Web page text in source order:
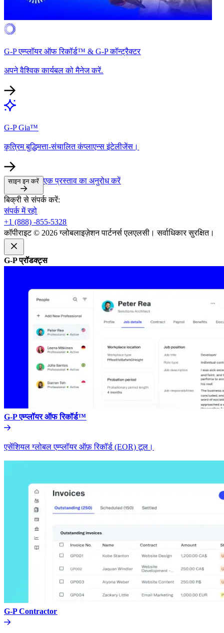
G-P एम्प्लॉयर ऑफ रिकॉर्ड™ & G-P कॉन्ट्रैक्टर​​
अपने वैश्विक कार्यबल को मैनेज करें.​​
G-P Gia™​​
कृत्रिम बुद्धिमत्ता-संचालित कंप्लाएन्स इंटेलीजेंस।​​
साइन इन करें​​ एक प्रस्ताव का अनुरोध करें​​
बिक्री से संपर्क करें:​​
संपर्क में रहो​​
+1 (888) -855-5328​​
कॉपीराइट © 2026 ग्लोबलाइज़ेशन पार्टनर्स एलएलसी। सर्वाधिकार सुरक्षित।​​
G-P प्रॉडक्ट्स​​
G-P एम्प्लॉयर ऑफ रिकॉर्ड™​​
एसेंशियल ग्लोबल एम्प्लॉयर ऑफ़ रिकॉर्ड (EOR) टूल।​​
G-P Contractor​​